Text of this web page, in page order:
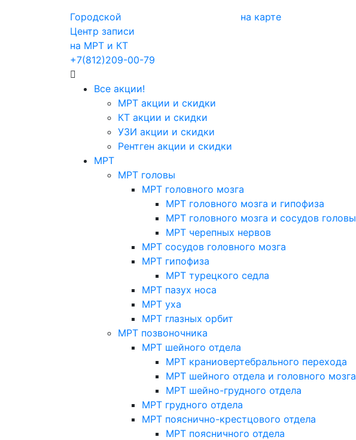
Городской
Центр записи
на МРТ и КТ
+7(812)209-00-79
на карте
Все акции!
МРТ акции и скидки
КТ акции и скидки
УЗИ акции и скидки
Рентген акции и скидки
МРТ
МРТ головы
МРТ головного мозга
МРТ головного мозга и гипофиза
МРТ головного мозга и сосудов головы
МРТ черепных нервов
МРТ сосудов головного мозга
МРТ гипофиза
МРТ турецкого седла
МРТ пазух носа
МРТ уха
МРТ глазных орбит
МРТ позвоночника
МРТ шейного отдела
МРТ краниовертебрального перехода
МРТ шейного отдела и головного мозга
МРТ шейно-грудного отдела
МРТ грудного отдела
МРТ пояснично-крестцового отдела
МРТ поясничного отдела